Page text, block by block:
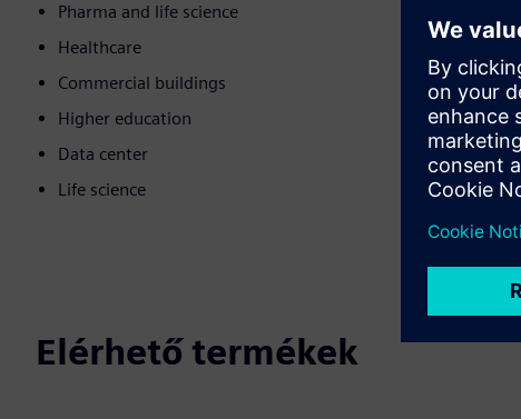
Pharma and life science
Healthcare
Commercial buildings
Higher education
Data center
Life science
Elérhető termékek